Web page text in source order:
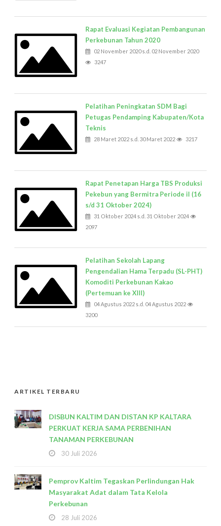
Rapat Evaluasi Kegiatan Pembangunan
Perkebunan Tahun 2020
02 November 2020 s.d. 02 November 2020
3247
Pelatihan Peningkatan SDM Bagi
Petugas Pendamping Kabupaten/Kota
Teknis
28 Maret 2022 s.d. 30 Maret 2022 3217
Rapat Penetapan Harga TBS Produksi
Pekebun yang Bermitra Periode iI (16
s/d 31 Oktober 2024)
31 Oktober 2024 s.d. 31 Oktober 2024
2097
Pelatihan Sekolah Lapang
Pengendalian Hama Terpadu (SL-PHT)
Komoditi Perkebunan Kakao
(Pertemuan ke XIII)
04 Agustus 2022 s.d. 04 Agustus 2022
3200
ARTIKEL TERBARU
DISBUN KALTIM DAN DISTAN KP KALTARA
PERKUAT KERJA SAMA PERBENIHAN
TANAMAN PERKEBUNAN
30 Juli 2026
Pemprov Kaltim Tegaskan Perlindungan Hak
Masyarakat Adat dalam Tata Kelola
Perkebunan
28 Juli 2026